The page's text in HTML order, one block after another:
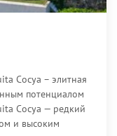
Сосуа – элитная
потенциалом
Сосуа — редкий
и высоким